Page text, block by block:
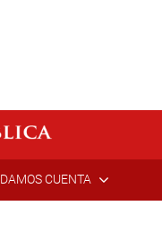
DAMOS CUENTA